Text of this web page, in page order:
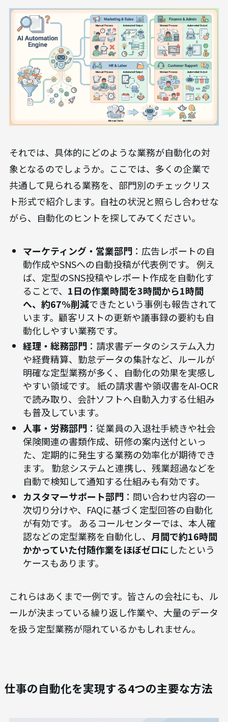
自動化できる業務の具体例【部門別チェッ
クリスト】
それでは、具体的にどのような業務が自動化の対
象となるのでしょうか。ここでは、多くの企業で
共通して見られる業務を、部門別のチェックリス
ト形式で紹介します。自社の状況と照らし合わせな
がら、自動化のヒントを探してみてください。
マーケティング・営業部門 ：広告レポートの自
動作成やSNSへの自動投稿が代表例です。 例え
ば、定型のSNS投稿やレポート作成を自動化す
ることで、1日の作業時間を3時間から1時間
へ、約67%削減できたという事例も報告されて
います。顧客リストの更新や議事録の要約も自
動化しやすい業務です。
経理・総務部門：請求書データのシステム入力
や経費精算、勤怠データの集計など、ルールが
明確な定型業務が多く、自動化の効果を実感し
やすい領域です。 紙の請求書や領収書をAI-OCR
で読み取り、会計ソフトへ自動入力する仕組み
も普及しています。
人事・労務部門：従業員の入退社手続きや社会
保険関連の書類作成、研修の案内送付といっ
た、定期的に発生する業務の効率化が期待でき
ます。 勤怠システムと連携し、残業超過などを
カスタマーサポート部門 ：問い合わせ内容の一
次切り分けや、FAQに基づく定型回答の自動化
が有効です。 あるコールセンターでは、本人確
これらはあくまで一例です。皆さんの会社にも、ル